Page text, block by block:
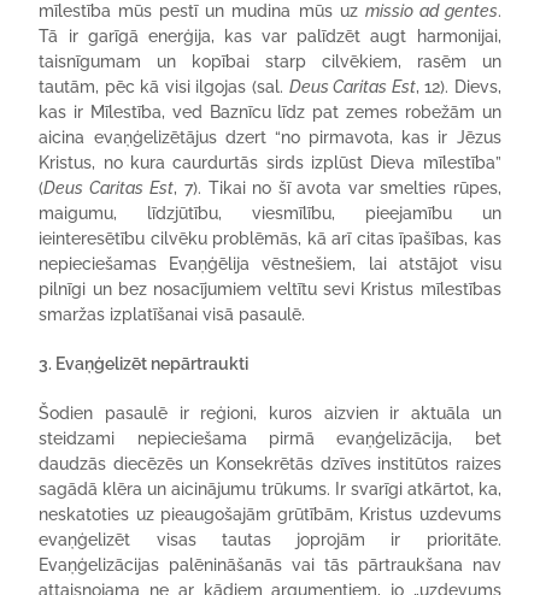
mīlestība mūs pestī un mudina mūs uz missio ad gentes.
Tā ir garīgā enerģija, kas var palīdzēt augt harmonijai,
taisnīgumam un kopībai starp cilvēkiem, rasēm un
tautām, pēc kā visi ilgojas (sal. Deus Caritas Est, 12). Dievs,
kas ir Mīlestība, ved Baznīcu līdz pat zemes robežām un
aicina evaņģelizētājus dzert “no pirmavota, kas ir Jēzus
Kristus, no kura caurdurtās sirds izplūst Dieva mīlestība”
(Deus Caritas Est, 7). Tikai no šī avota var smelties rūpes,
maigumu, līdzjūtību, viesmīlību, pieejamību un
ieinteresētību cilvēku problēmās, kā arī citas īpašības, kas
nepieciešamas Evaņģēlija vēstnešiem, lai atstājot visu
pilnīgi un bez nosacījumiem veltītu sevi Kristus mīlestības
smaržas izplatīšanai visā pasaulē.
3. Evaņģelizēt nepārtraukti
Šodien pasaulē ir reģioni, kuros aizvien ir aktuāla un
steidzami nepieciešama pirmā evaņģelizācija, bet
daudzās diecēzēs un Konsekrētās dzīves institūtos raizes
sagādā klēra un aicinājumu trūkums. Ir svarīgi atkārtot, ka,
neskatoties uz pieaugošajām grūtībām, Kristus uzdevums
evaņģelizēt visas tautas joprojām ir prioritāte.
Evaņģelizācijas palēnināšanās vai tās pārtraukšana nav
attaisnojama ne ar kādiem argumentiem, jo „uzdevums